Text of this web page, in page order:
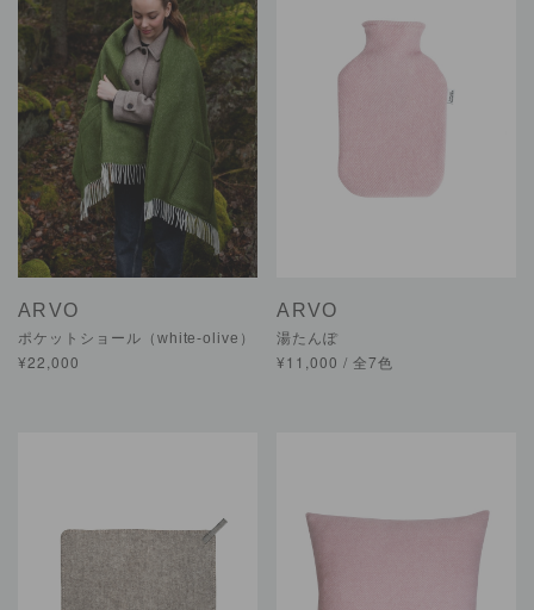
ARVO
ポケットショール（white-olive）
¥22,000
ARVO
湯たんぽ
¥11,000 / 全7色